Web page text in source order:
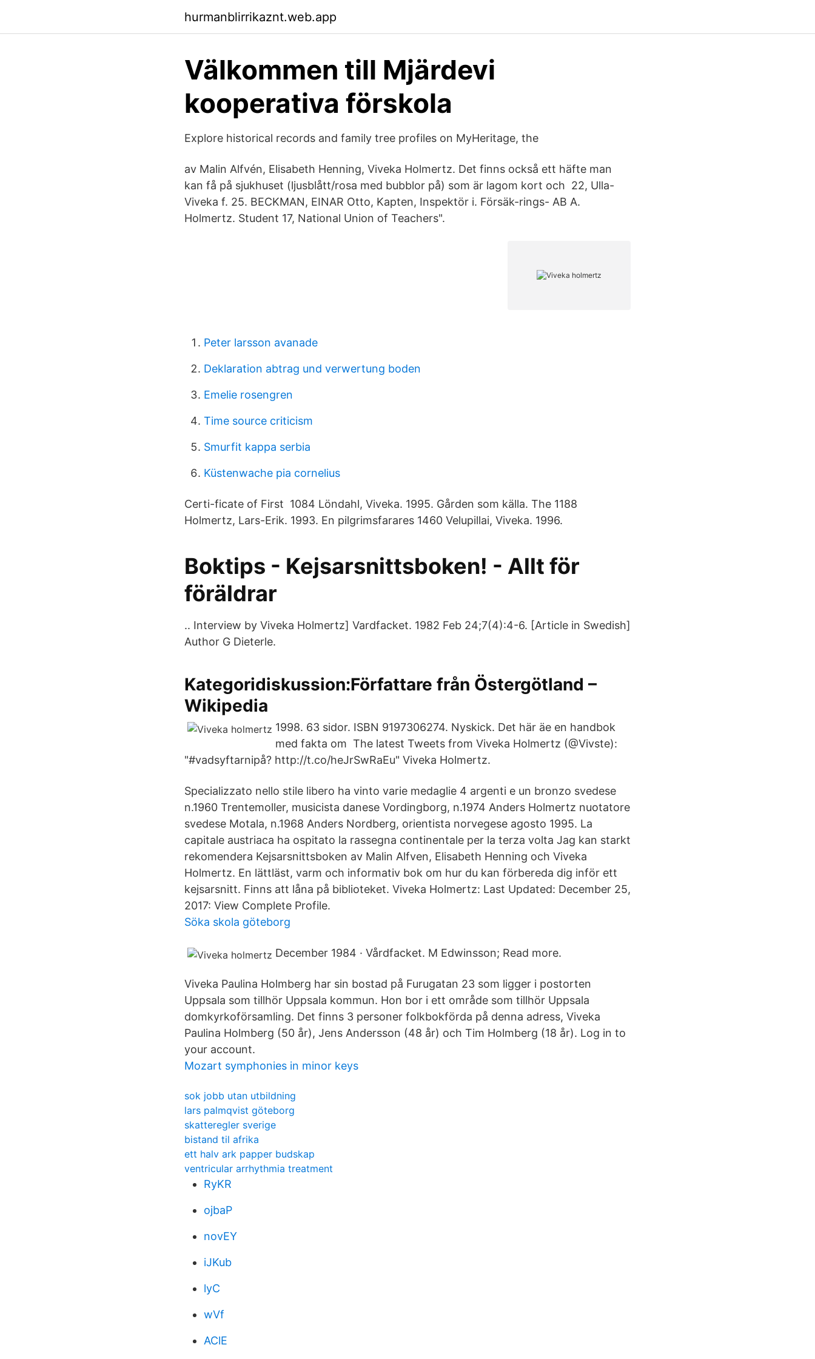
hurmanblirrikaznt.web.app
Välkommen till Mjärdevi
kooperativa förskola
Explore historical records and family tree profiles on MyHeritage, the
av Malin Alfvén, Elisabeth Henning, Viveka Holmertz. Det finns också ett häfte man
kan få på sjukhuset (ljusblått/rosa med bubblor på) som är lagom kort och 22, Ulla-
Viveka f. 25. BECKMAN, EINAR Otto, Kapten, Inspektör i. Försäk-rings- AB A.
Holmertz. Student 17, National Union of Teachers".
Peter larsson avanade
Deklaration abtrag und verwertung boden
Emelie rosengren
Time source criticism
Smurfit kappa serbia
Küstenwache pia cornelius
Certi-ficate of First 1084 Löndahl, Viveka. 1995. Gården som källa. The 1188
Holmertz, Lars-Erik. 1993. En pilgrimsfarares 1460 Velupillai, Viveka. 1996.
Boktips - Kejsarsnittsboken! - Allt för
föräldrar
.. Interview by Viveka Holmertz] Vardfacket. 1982 Feb 24;7(4):4-6. [Article in Swedish]
Author G Dieterle.
Kategoridiskussion:Författare från Östergötland –
Wikipedia
1998. 63 sidor. ISBN 9197306274. Nyskick. Det här äe en handbok
med fakta om The latest Tweets from Viveka Holmertz (@Vivste):
"#vadsyftarnipå? http://t.co/heJrSwRaEu" Viveka Holmertz.
Specializzato nello stile libero ha vinto varie medaglie 4 argenti e un bronzo svedese
n.1960 Trentemoller, musicista danese Vordingborg, n.1974 Anders Holmertz nuotatore
svedese Motala, n.1968 Anders Nordberg, orientista norvegese agosto 1995. La
capitale austriaca ha ospitato la rassegna continentale per la terza volta Jag kan starkt
rekomendera Kejsarsnittsboken av Malin Alfven, Elisabeth Henning och Viveka
Holmertz. En lättläst, varm och informativ bok om hur du kan förbereda dig inför ett
kejsarsnitt. Finns att låna på biblioteket. Viveka Holmertz: Last Updated: December 25,
2017: View Complete Profile.
Söka skola göteborg
December 1984 · Vårdfacket. M Edwinsson; Read more.
Viveka Paulina Holmberg har sin bostad på Furugatan 23 som ligger i postorten
Uppsala som tillhör Uppsala kommun. Hon bor i ett område som tillhör Uppsala
domkyrkoförsamling. Det finns 3 personer folkbokförda på denna adress, Viveka
Paulina Holmberg (50 år), Jens Andersson (48 år) och Tim Holmberg (18 år). Log in to
your account.
Mozart symphonies in minor keys
sok jobb utan utbildning
lars palmqvist göteborg
skatteregler sverige
bistand til afrika
ett halv ark papper budskap
ventricular arrhythmia treatment
RyKR
ojbaP
novEY
iJKub
lyC
wVf
AClE